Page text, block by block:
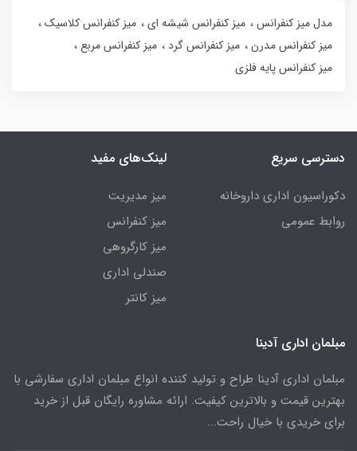
مدل میز کنفرانس میز کنفرانس شیشه ای
میز کنفرانس کلاسیک
میز کنفرانس مدرن
میز کنفرانس گرد
میز کنفرانس مربع
میز کنفرانس پایه فلزی
دسترسی سریع
دکوراسیون اداری داروخانه
روابط عمومی
لینک‌های مفید
میز مدیریت
میز کنفرانس
میز کارگروهی
صندلی اداری
میز کانتر
مبلمان اداری آدینا
مبلمان اداری آدینا طراح و تولید کننده انواع مبلمان اداری سفارشی با
بهترین قیمت و بالاترین کیفیت. ارائه مشاوره رایگان قبل از خرید
برای خریدی با خیال راحت...